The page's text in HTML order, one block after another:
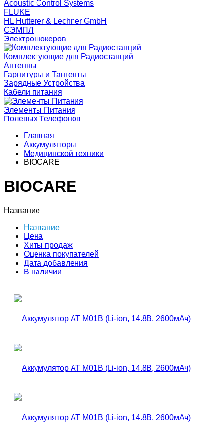
Acoustic Control Systems
FLUKE
HL Hutterer & Lechner GmbH
СЭМПЛ
Электрошокеров
Комплектующие для Радиостанций
Антенны
Гарнитуры и Тангенты
Зарядные Устройства
Кабели питания
Элементы Питания
Полевых Телефонов
Главная
Аккумуляторы
Медицинской техники
BIOCARE
BIOCARE
Название
Название
Цена
Хиты продаж
Оценка покупателей
Дата добавления
В наличии